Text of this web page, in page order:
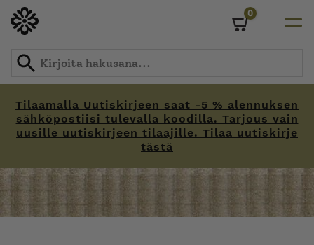
Tilaamalla Uutiskirjeen saat -5 % alennuksen
sähköpostiisi tulevalla koodilla. Tarjous vain
uusille uutiskirjeen tilaajille. Tilaa uutiskirje
tästä
0